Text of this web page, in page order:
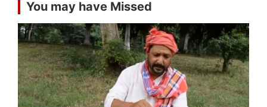
You may have Missed